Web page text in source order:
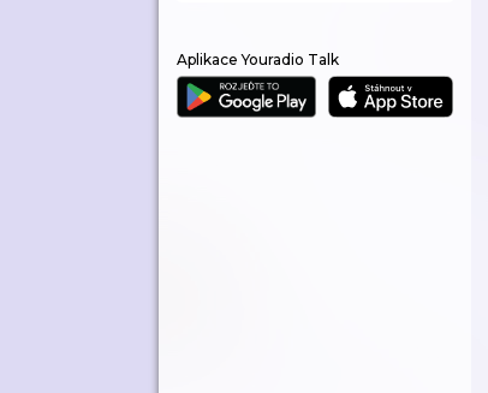
Aplikace Youradio Talk